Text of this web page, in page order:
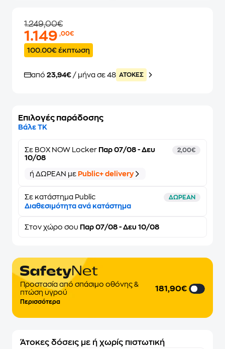
1.249,00€
1.149,00€
100.00€ έκπτωση
από 23,94€ / μήνα σε 48 ATOKEΣ
Επιλογές παράδοσης
Βάλε ΤΚ
Σε BOX NOW Locker Παρ 07/08 - Δευ
10/08
2,00€
ή ΔΩΡΕΑΝ με Public+ delivery
Σε κατάστημα Public ΔΩΡΕΑΝ
Διαθεσιμότητα ανά κατάστημα
Στον χώρο σου Παρ 07/08 - Δευ 10/08
Προστασία από σπάσιμο οθόνης &
πτώση υγρού
Περισσότερα
181,90€
Άτοκες δόσεις με ή χωρίς πιστωτική